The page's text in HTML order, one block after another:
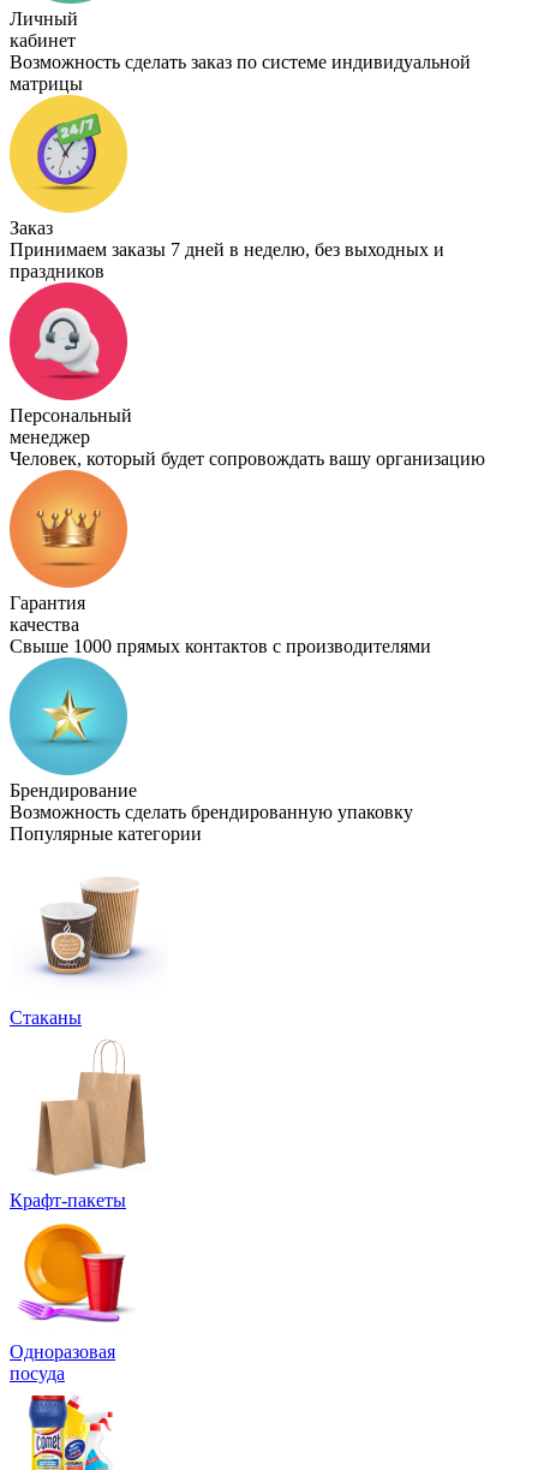
Личный
кабинет
Возможность сделать заказ по системе индивидуальной
матрицы
Заказ
Принимаем заказы 7 дней в неделю, без выходных и
праздников
Персональный
менеджер
Человек, который будет сопровождать вашу организацию
Гарантия
качества
Свыше 1000 прямых контактов с производителями
Брендирование
Возможность сделать брендированную упаковку
Популярные категории
Стаканы
Крафт-пакеты
Одноразовая
посуда